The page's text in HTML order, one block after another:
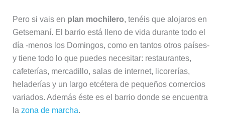
Pero si vais en plan mochilero, tenéis que alojaros en
Getsemaní. El barrio está lleno de vida durante todo el
día -menos los Domingos, como en tantos otros países-
y tiene todo lo que puedes necesitar: restaurantes,
cafeterías, mercadillo, salas de internet, licorerías,
heladerías y un largo etcétera de pequeños comercios
variados. Además éste es el barrio donde se encuentra
la zona de marcha.